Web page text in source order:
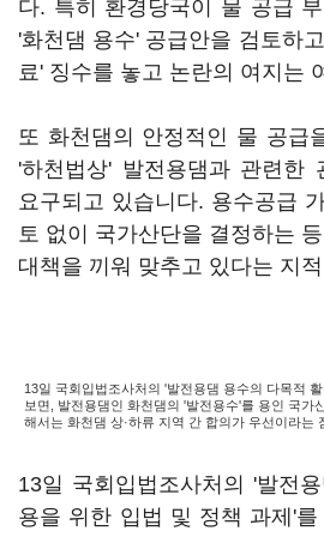
다. 특히 환경당국이 물 공급
'화천댐 용수' 공급안을 검토하
료' 징수를 놓고 논란의 여지는
또 화천댐의 안정적인 물 공급
'하천법상' 발전용댐과 관련한
요구되고 있습니다. 용수공급
토 없이 국가산단을 결정하는
대책을 끼워 맞추고 있다는 지
13일 국회입법조사처의 '발전용댐 용수의 다목적
보면, 발전용댐인 화천댐의 '발전용수'를 용인 국가
해서는 화천댐 상·하류 지역 간 합의가 우선이라는
13일 국회입법조사처의 '발전
용을 위한 입법 및 정책 과제'